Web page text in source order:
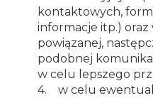
kontaktowych,
informacje itp.) oraz
powiązanej,
podobnej
w celu lepszego
4. w celu